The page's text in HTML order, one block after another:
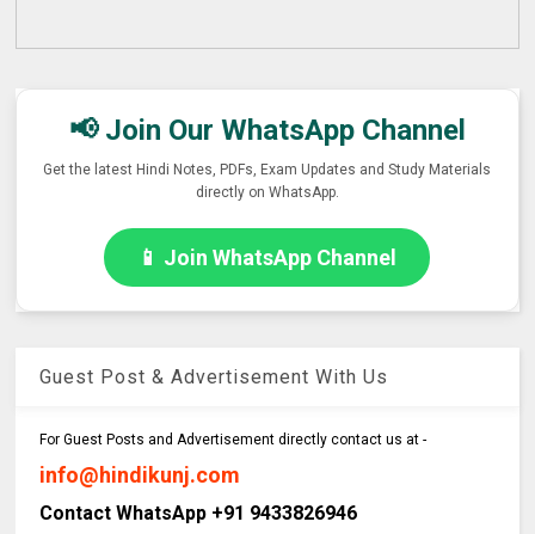
📢 Join Our WhatsApp Channel
Get the latest Hindi Notes, PDFs, Exam Updates and Study Materials
directly on WhatsApp.
📱 Join WhatsApp Channel
Guest Post & Advertisement With Us
For Guest Posts and Advertisement directly contact us at -
info@hindikunj.com
Contact WhatsApp +91 9433826946